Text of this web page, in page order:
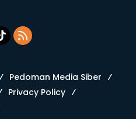
Pedoman Media Siber
Privacy Policy